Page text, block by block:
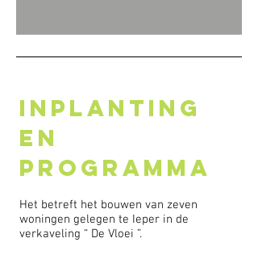
INPLANTING
EN
PROGRAMMA
Het betreft het bouwen van zeven
woningen gelegen te Ieper in de
verkaveling “ De Vloei ”.